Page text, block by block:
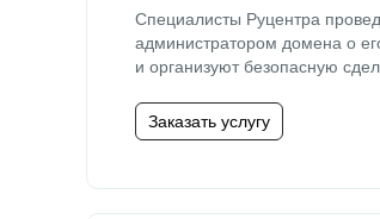
Специалисты Руцентра
администратором домена о
и организуют безопасную
Заказать услугу